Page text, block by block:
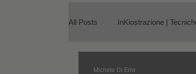
All Posts InKiostrazione |
Michele Di Erre